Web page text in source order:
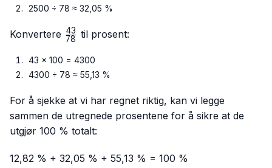
2500 ÷ 78 ≈ 32,05 %
Konvertere \frac{43}
78
43 til prosent:
43 × 100 = 4300
4300 ÷ 78 ≈ 55,13 %
For å sjekke at vi har regnet riktig, kan vi legge
sammen de utregnede prosentene for å sikre at de
utgjør 100 % totalt:
12,82 % + 32,05 % + 55,13 % = 100 %